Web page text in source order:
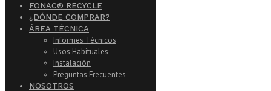
FONAC® RECYCLE
¿DÓNDE COMPRAR?
ÁREA TÉCNICA
Informes Técnicos
Usos Habituales
Instalación
Preguntas Frecuentes
NOSOTROS